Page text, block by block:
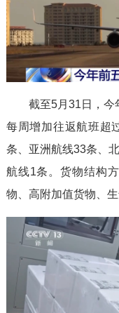
截至5月31日，今
每周增加往返航班超
条、亚洲航线33条、
航线1条。货物结构
物、高附加值货物、生